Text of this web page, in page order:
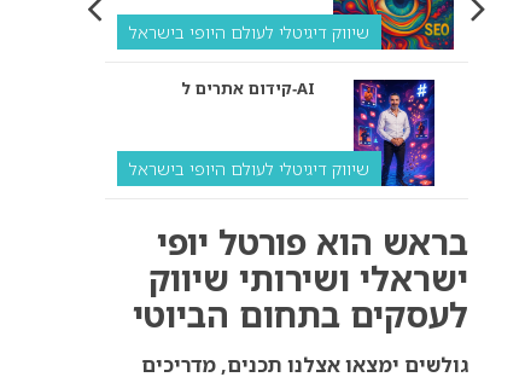
שיווק דיגיטלי לעולם היופי בישראל
קידום אתרים ל‑AI
שיווק דיגיטלי לעולם היופי בישראל
ולמה העסק שלך צריך
שיווק דיגיטלי לעסקים
קידום ל‑AI לעומת קידום
בראש הוא פורטל יופי
ישראלי ושירותי שיווק
לעסקים בתחום הביוטי
גולשים ימצאו אצלנו תכנים, מדריכים